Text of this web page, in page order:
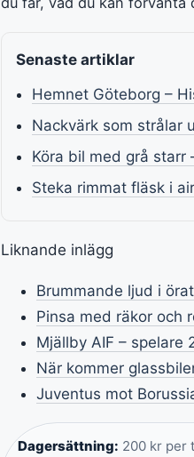
Senaste artiklar
Hemnet Göteborg –
Nackvärk som strålar
Köra bil med grå starr
Steka rimmat fläsk i
Liknande inlägg
Brummande ljud i
Pinsa med räkor och
Mjällby AIF – spelare
När kommer
Juventus mot
Dagersättning: 200 kr per